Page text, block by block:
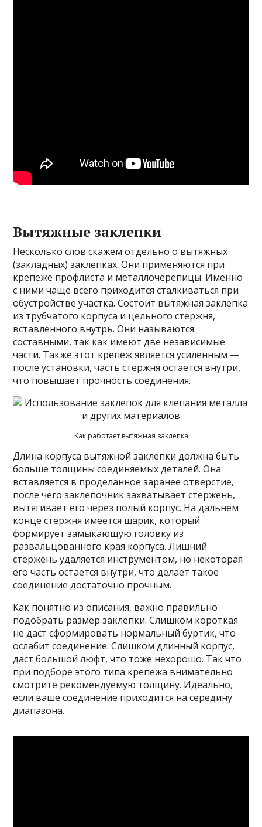
Вытяжные заклепки
Несколько слов скажем отдельно о вытяжных
(закладных) заклепках. Они применяются при
крепеже профлиста и металлочерепицы. Именно
с ними чаще всего приходится сталкиваться при
обустройстве участка. Состоит вытяжная заклепка
из трубчатого корпуса и цельного стержня,
вставленного внутрь. Они называются
составными, так как имеют две независимые
части. Также этот крепеж является усиленным —
после установки, часть стержня остается внутри,
что повышает прочность соединения.
Как работает вытяжная заклепка
Длина корпуса вытяжной заклепки должна быть
больше толщины соединяемых деталей. Она
вставляется в проделанное заранее отверстие,
после чего заклепочник захватывает стержень,
вытягивает его через полый корпус. На дальнем
конце стержня имеется шарик, который
формирует замыкающую головку из
развальцованного края корпуса. Лишний
стержень удаляется инструментом, но некоторая
его часть остается внутри, что делает такое
соединение достаточно прочным.
Как понятно из описания, важно правильно
подобрать размер заклепки. Слишком короткая
не даст сформировать нормальный буртик, что
ослабит соединение. Слишком длинный корпус,
даст большой люфт, что тоже нехорошо. Так что
при подборе этого типа крепежа внимательно
смотрите рекомендуемую толщину. Идеально,
если ваше соединение приходится на середину
диапазона.